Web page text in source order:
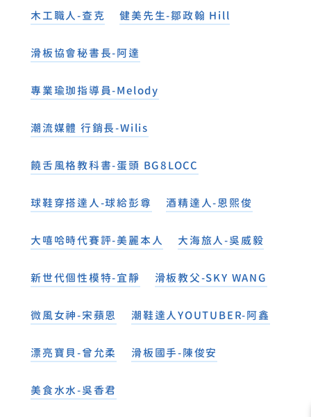
木工職人-查克 健美先生-鄒政翰 Hill
滑板協會秘書長-阿達
專業瑜珈指導員-Melody
潮流媒體 行銷長-Wilis
饒舌風格教科書-蛋頭 BG8LOCC
球鞋穿搭達人-球給彭尊 酒精達人-恩熙俊
大嘻哈時代賽評-美麗本人 大海旅人-吳威毅
新世代個性模特-宜靜 滑板教父-SKY WANG
微風女神-宋蘋恩 潮鞋達人YOUTUBER-阿鑫
漂亮寶貝-曾允柔 滑板國手-陳俊安
美食水水-吳香君